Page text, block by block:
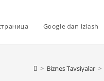
Google dan izlash
> Biznes Tavsiyalar >